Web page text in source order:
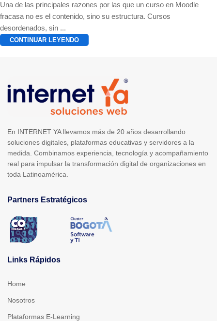
Una de las principales razones por las que un curso en Moodle
fracasa no es el contenido, sino su estructura. Cursos
desordenados, sin ...
CONTINUAR LEYENDO
En INTERNET YA llevamos más de 20 años desarrollando
soluciones digitales, plataformas educativas y servidores a la
medida. Combinamos experiencia, tecnología y acompañamiento
real para impulsar la transformación digital de organizaciones en
toda Latinoamérica.
Partners Estratégicos
Links Rápidos
Home
Nosotros
Plataformas E-Learning